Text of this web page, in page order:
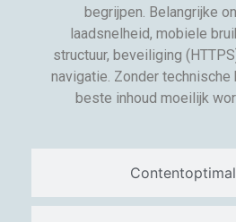
begrijpen. Belangrijke
laadsnelheid, mobiele
structuur, beveiliging
navigatie. Zonder
beste inhoud moeilijk